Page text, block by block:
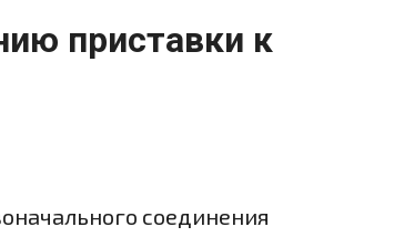
приставки к
соединения